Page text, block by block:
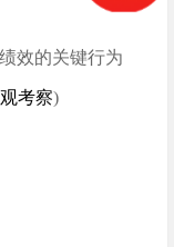
效的关键行为
考察)